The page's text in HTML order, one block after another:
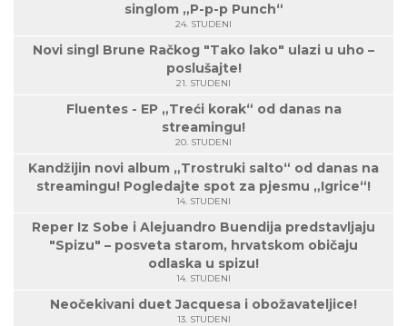
singlom „P-p-p Punch“
24. STUDENI
Novi singl Brune Račkog "Tako lako" ulazi u uho –
poslušajte!
21. STUDENI
Fluentes - EP „Treći korak“ od danas na
streamingu!
20. STUDENI
Kandžijin novi album „Trostruki salto“ od danas na
streamingu! Pogledajte spot za pjesmu „Igrice“!
14. STUDENI
Reper Iz Sobe i Alejuandro Buendija predstavljaju
"Spizu" – posveta starom, hrvatskom običaju
odlaska u spizu!
14. STUDENI
Neočekivani duet Jacquesa i obožavateljice!
13. STUDENI